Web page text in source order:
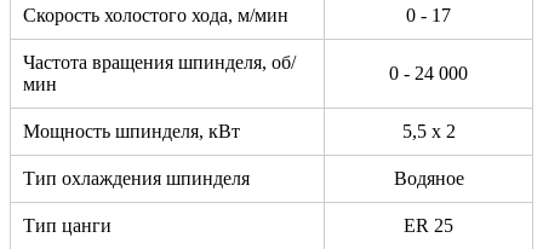
Скорость холостого хода, м/мин 0 - 17
Частота вращения шпинделя, об/
мин
0 - 24 000
Мощность шпинделя, кВт 5,5 х 2
Тип охлаждения шпинделя Водяное
Тип цанги ER 25